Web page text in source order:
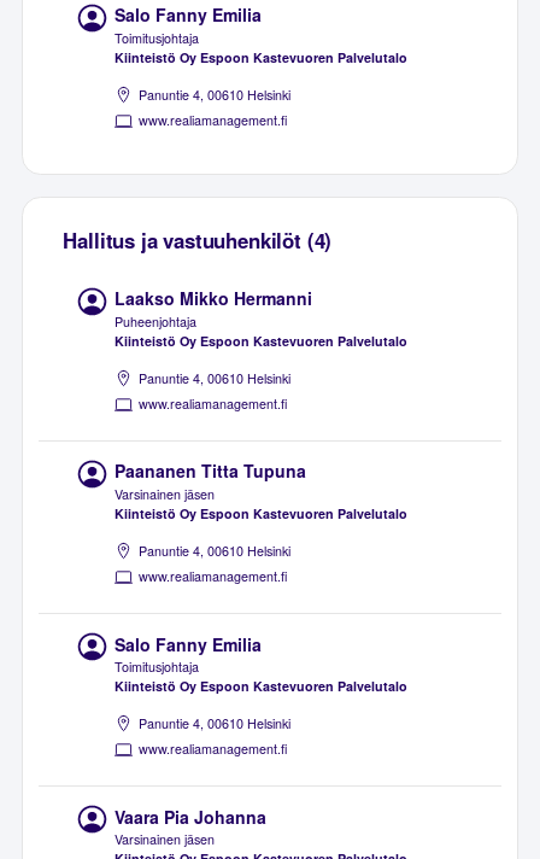
Salo Fanny Emilia
Toimitusjohtaja
Kiinteistö Oy Espoon Kastevuoren Palvelutalo
Panuntie 4, 00610 Helsinki
www.realiamanagement.fi
Hallitus ja vastuuhenkilöt (4)
Laakso Mikko Hermanni
Puheenjohtaja
Kiinteistö Oy Espoon Kastevuoren Palvelutalo
Panuntie 4, 00610 Helsinki
www.realiamanagement.fi
Paananen Titta Tupuna
Varsinainen jäsen
Kiinteistö Oy Espoon Kastevuoren Palvelutalo
Panuntie 4, 00610 Helsinki
www.realiamanagement.fi
Salo Fanny Emilia
Toimitusjohtaja
Kiinteistö Oy Espoon Kastevuoren Palvelutalo
Panuntie 4, 00610 Helsinki
www.realiamanagement.fi
Vaara Pia Johanna
Varsinainen jäsen